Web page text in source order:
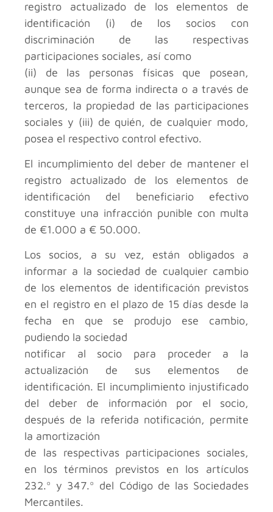
registro actualizado de los elementos de
identificación (i) de los socios con
discriminación de las respectivas
participaciones sociales, así como
(ii) de las personas físicas que posean,
aunque sea de forma indirecta o a través de
terceros, la propiedad de las participaciones
sociales y (iii) de quién, de cualquier modo,
posea el respectivo control efectivo.
El incumplimiento del deber de mantener el
registro actualizado de los elementos de
identificación del beneficiario efectivo
constituye una infracción punible con multa
de €1.000 a € 50.000.
Los socios, a su vez, están obligados a
informar a la sociedad de cualquier cambio
de los elementos de identificación previstos
en el registro en el plazo de 15 días desde la
fecha en que se produjo ese cambio,
pudiendo la sociedad
notificar al socio para proceder a la
actualización de sus elementos de
identificación. El incumplimiento injustificado
del deber de información por el socio,
después de la referida notificación, permite
la amortización
de las respectivas participaciones sociales,
en los términos previstos en los artículos
232.º y 347.º del Código de las Sociedades
Mercantiles.